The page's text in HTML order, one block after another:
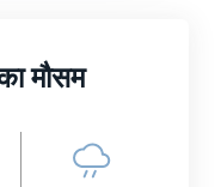
मौसम